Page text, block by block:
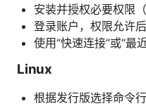
安装并授权必要权限
登录账户，权限允许
使用“快速连接”或“最
Linux
根据发行版选择命令